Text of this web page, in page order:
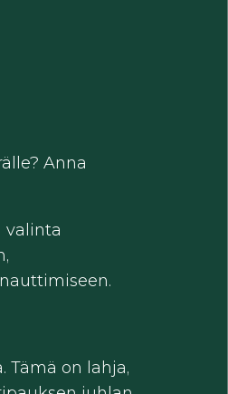
Anna
valinta
Tämä on lahja,